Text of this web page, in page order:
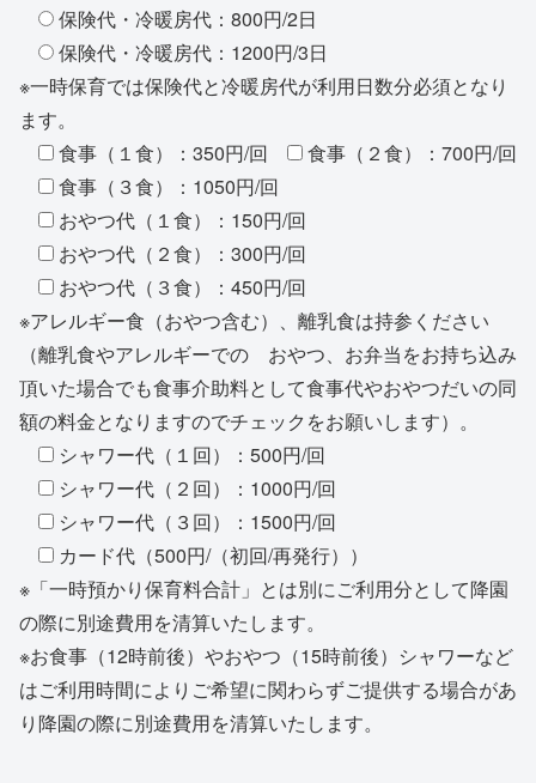
保険代・冷暖房代：800円/2日
保険代・冷暖房代：1200円/3日
※一時保育では保険代と冷暖房代が利用日数分必須となり
ます。
食事（１食）：350円/回
食事（２食）：700円/回
食事（３食）：1050円/回
おやつ代（１食）：150円/回
おやつ代（２食）：300円/回
おやつ代（３食）：450円/回
※アレルギー食（おやつ含む）、離乳食は持参ください
（離乳食やアレルギーでの おやつ、お弁当をお持ち込み
頂いた場合でも食事介助料として食事代やおやつだいの同
額の料金となりますのでチェックをお願いします）。
シャワー代（１回）：500円/回
シャワー代（２回）：1000円/回
シャワー代（３回）：1500円/回
カード代（500円/（初回/再発行））
※「一時預かり保育料合計」とは別にご利用分として降園
の際に別途費用を清算いたします。
※お食事（12時前後）やおやつ（15時前後）シャワーなど
はご利用時間によりご希望に関わらずご提供する場合があ
り降園の際に別途費用を清算いたします。